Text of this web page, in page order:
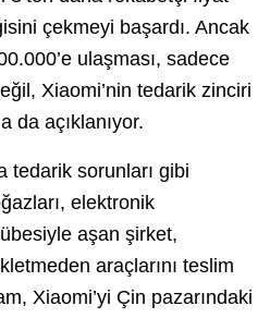
çekmeyi başardı. Ancak
ulaşması, sadece
Xiaomi’nin tedarik zinciri
da açıklanıyor.
tedarik sorunları gibi
elektronik
aşan şirket,
araçlarını teslim
Xiaomi’yi Çin pazarındaki